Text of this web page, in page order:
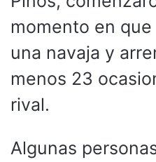
momento en
una navaja y
menos 23
rival.
Algunas